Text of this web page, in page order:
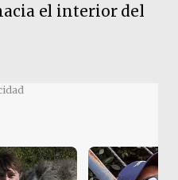
el interior del